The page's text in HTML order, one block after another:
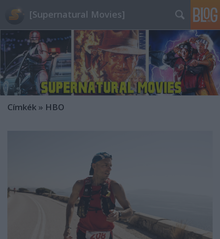
[Supernatural Movies]
Címkék » HBO